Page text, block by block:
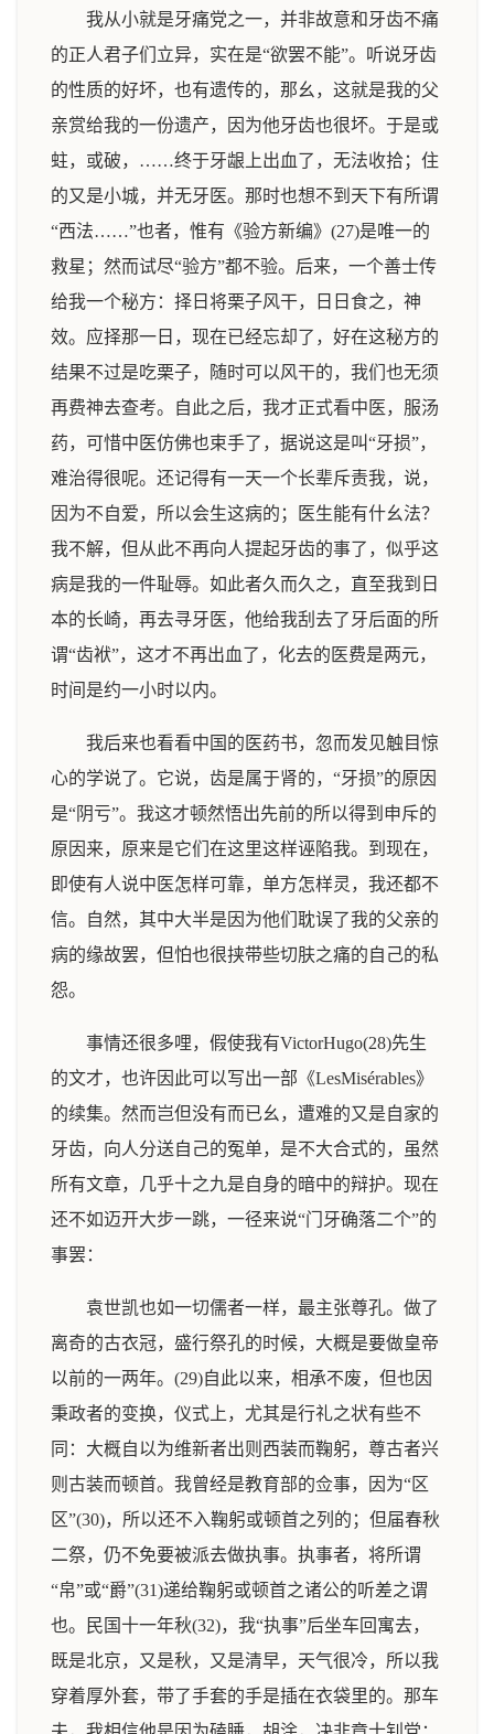
我从小就是牙痛党之一，并非故意和牙齿不痛
的正人君子们立异，实在是“欲罢不能”。听说牙齿
的性质的好坏，也有遗传的，那幺，这就是我的父
亲赏给我的一份遗产，因为他牙齿也很坏。于是或
蛀，或破，……终于牙龈上出血了，无法收拾；住
的又是小城，并无牙医。那时也想不到天下有所谓
“西法……”也者，惟有《验方新编》(27)是唯一的
救星；然而试尽“验方”都不验。后来，一个善士传
给我一个秘方：择日将栗子风干，日日食之，神
效。应择那一日，现在已经忘却了，好在这秘方的
结果不过是吃栗子，随时可以风干的，我们也无须
再费神去查考。自此之后，我才正式看中医，服汤
药，可惜中医仿佛也束手了，据说这是叫“牙损”，
难治得很呢。还记得有一天一个长辈斥责我，说，
因为不自爱，所以会生这病的；医生能有什幺法？
我不解，但从此不再向人提起牙齿的事了，似乎这
病是我的一件耻辱。如此者久而久之，直至我到日
本的长崎，再去寻牙医，他给我刮去了牙后面的所
谓“齿袱”，这才不再出血了，化去的医费是两元，
时间是约一小时以内。
我后来也看看中国的医药书，忽而发见触目惊
心的学说了。它说，齿是属于肾的，“牙损”的原因
是“阴亏”。我这才顿然悟出先前的所以得到申斥的
原因来，原来是它们在这里这样诬陷我。到现在，
即使有人说中医怎样可靠，单方怎样灵，我还都不
信。自然，其中大半是因为他们耽误了我的父亲的
病的缘故罢，但怕也很挟带些切肤之痛的自己的私
怨。
事情还很多哩，假使我有VictorHugo(28)先生
的文才，也许因此可以写出一部《LesMisérables》
的续集。然而岂但没有而已幺，遭难的又是自家的
牙齿，向人分送自己的冤单，是不大合式的，虽然
所有文章，几乎十之九是自身的暗中的辩护。现在
还不如迈开大步一跳，一径来说“门牙确落二个”的
事罢：
袁世凯也如一切儒者一样，最主张尊孔。做了
离奇的古衣冠，盛行祭孔的时候，大概是要做皇帝
以前的一两年。(29)自此以来，相承不废，但也因
秉政者的变换，仪式上，尤其是行礼之状有些不
同：大概自以为维新者出则西装而鞠躬，尊古者兴
则古装而顿首。我曾经是教育部的佥事，因为“区
区”(30)，所以还不入鞠躬或顿首之列的；但届春秋
二祭，仍不免要被派去做执事。执事者，将所谓
“帛”或“爵”(31)递给鞠躬或顿首之诸公的听差之谓
也。民国十一年秋(32)，我“执事”后坐车回寓去，
既是北京，又是秋，又是清早，天气很冷，所以我
穿着厚外套，带了手套的手是插在衣袋里的。那车